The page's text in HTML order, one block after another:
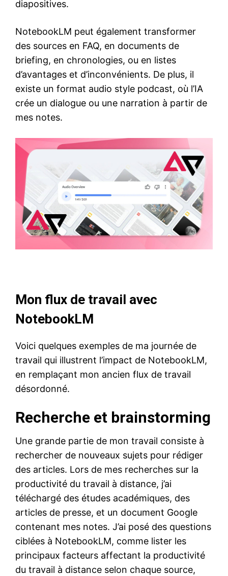
diapositives.
NotebookLM peut également transformer
des sources en FAQ, en documents de
briefing, en chronologies, ou en listes
d’avantages et d’inconvénients. De plus, il
existe un format audio style podcast, où l’IA
crée un dialogue ou une narration à partir de
mes notes.
Mon flux de travail avec
NotebookLM
Voici quelques exemples de ma journée de
travail qui illustrent l’impact de NotebookLM,
en remplaçant mon ancien flux de travail
désordonné.
Recherche et brainstorming
Une grande partie de mon travail consiste à
rechercher de nouveaux sujets pour rédiger
des articles. Lors de mes recherches sur la
productivité du travail à distance, j’ai
téléchargé des études académiques, des
articles de presse, et un document Google
contenant mes notes. J’ai posé des questions
ciblées à NotebookLM, comme lister les
principaux facteurs affectant la productivité
du travail à distance selon chaque source,